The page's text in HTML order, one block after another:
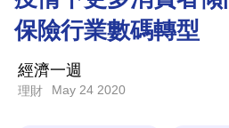
商
科
保險行業數碼轉型
經濟一週
理財 May 24 2020